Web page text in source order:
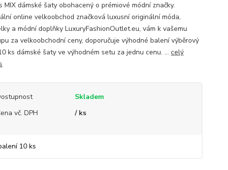
MIX dámské šaty obohacený o prémiové módní značky.
online velkoobchod značková luxusní originální móda,
a módní doplňky LuxuryFashionOutlet.eu, vám k vašemu
za velkoobchodní ceny, doporučuje výhodné balení výběrový
ks dámské šaty ve výhodném setu za jednu cenu. ... celý
Skladem
vč. DPH
/ ks
10 ks